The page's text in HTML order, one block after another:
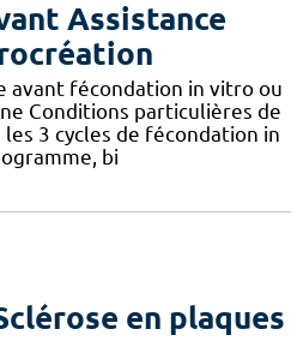
Assistance
avant fécondation in vitro ou
Conditions particulières de
3 cycles de fécondation in
bi
en plaques